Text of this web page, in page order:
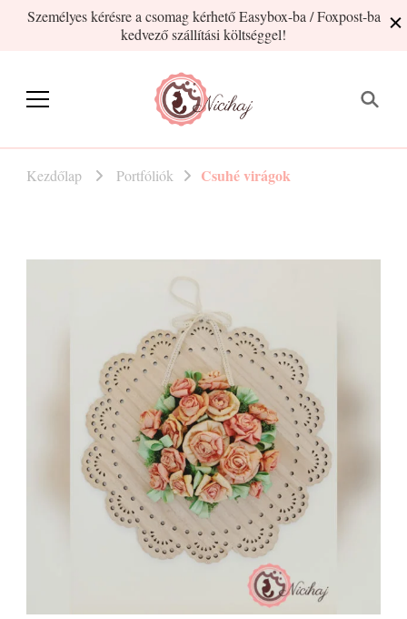
Személyes kérésre a csomag kérhető Easybox-ba / Foxpost-ba
kedvező szállítási költséggel!
Nicihaj
Kezdőlap Portfóliók Csuhé virágok